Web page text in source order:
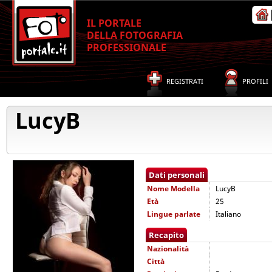
IL PORTALE
DELLA FOTOGRAFIA
PROFESSIONALE
REGISTRATI PROFILI
LucyB
Dati personali
Nome Modella
LucyB
Età
25
Lingue parlate
Italiano
Recapito
Nazionalità
Città